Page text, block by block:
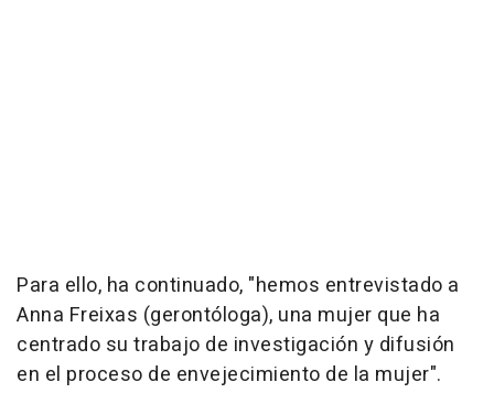
Para ello, ha continuado, "hemos entrevistado a
Anna Freixas (gerontóloga), una mujer que ha
centrado su trabajo de investigación y difusión
en el proceso de envejecimiento de la mujer".